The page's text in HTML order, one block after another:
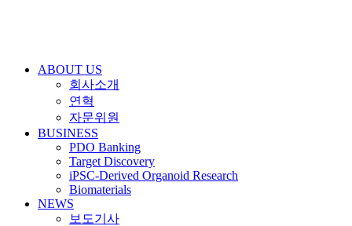
ABOUT US
회사소개
연혁
자문위원
BUSINESS
PDO Banking
Target Discovery
iPSC-Derived Organoid Research
Biomaterials
NEWS
보도기사